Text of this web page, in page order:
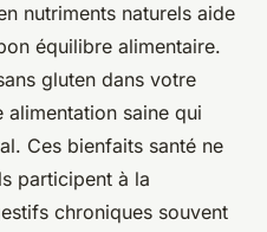
nutriments naturels aide
équilibre alimentaire.
gluten dans votre
alimentation saine qui
Ces bienfaits santé ne
participent à la
chroniques souvent